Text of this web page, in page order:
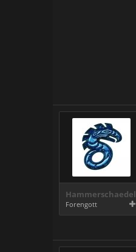
Hammerschaedel
Forengott